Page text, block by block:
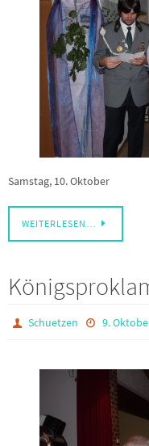
Samstag, 10. Oktober
WEITERLESEN…
Schuetzen 9.